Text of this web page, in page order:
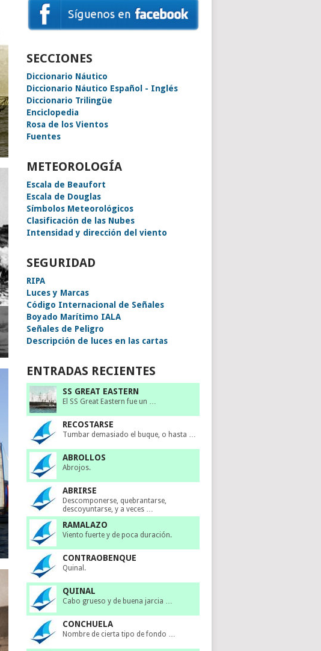
SECCIONES
Diccionario Náutico
Diccionario Náutico Español - Inglés
Diccionario Trilingüe
Enciclopedia
Rosa de los Vientos
Fuentes
METEOROLOGÍA
Escala de Beaufort
Escala de Douglas
Símbolos Meteorológicos
Clasificación de las Nubes
Intensidad y dirección del viento
SEGURIDAD
RIPA
Luces y Marcas
Código Internacional de Señales
Boyado Marítimo IALA
Señales de Peligro
Descripción de luces en las cartas
ENTRADAS RECIENTES
SS GREAT EASTERN
El SS Great Eastern fue un …
RECOSTARSE
Tumbar demasiado el buque, o hasta …
ABROLLOS
Abrojos.
ABRIRSE
Descomponerse, quebrantarse,
descoyuntarse, y a veces …
RAMALAZO
Viento fuerte y de poca duración.
CONTRAOBENQUE
Quinal.
QUINAL
Cabo grueso y de buena jarcia …
CONCHUELA
Nombre de cierta tipo de fondo …